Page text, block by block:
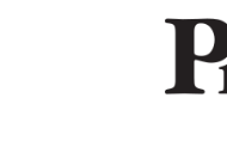
Przegląd
Olkuski